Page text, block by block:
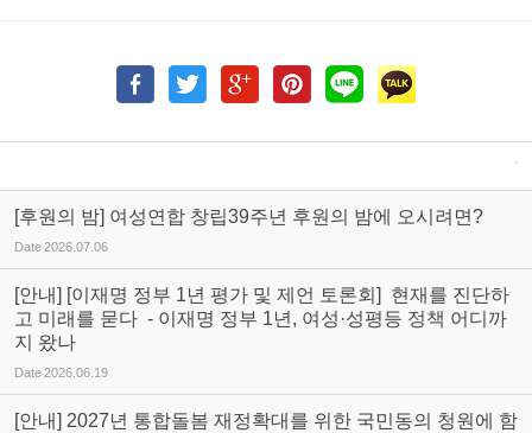
[후원의 밤] 여성연합 창립39주년 후원의 밤에 오시려면?
Date2026.07.06
[안내] [이재명 정부 1년 평가 및 제언 토론회] 현재를 진단하
고 미래를 묻다 - 이재명 정부 1년, 여성·성평등 정책 어디까
지 왔나
Date2026.06.19
[안내] 2027년 통합돌봄 재정확대를 위한 국민동의 청원에 함